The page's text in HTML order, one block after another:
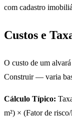
com cadastro
Custos e
O custo de um
Construir — varia
Cálculo Típico:
m²) × (Fator de